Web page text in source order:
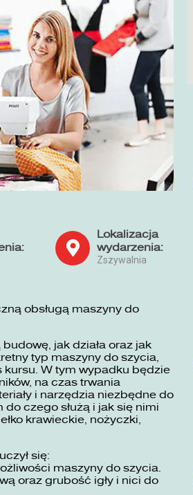
Lokalizacja
wydarzenia:
Zszywalnia
obsługą maszyny do
jak działa oraz jak
typ maszyny do szycia,
W tym wypadku będzie
na czas trwania
i narzędzia niezbędne do
czego służą i jak się nimi
krawieckie, nożyczki,
się:
maszyny do szycia.
oraz grubość igły i nici do